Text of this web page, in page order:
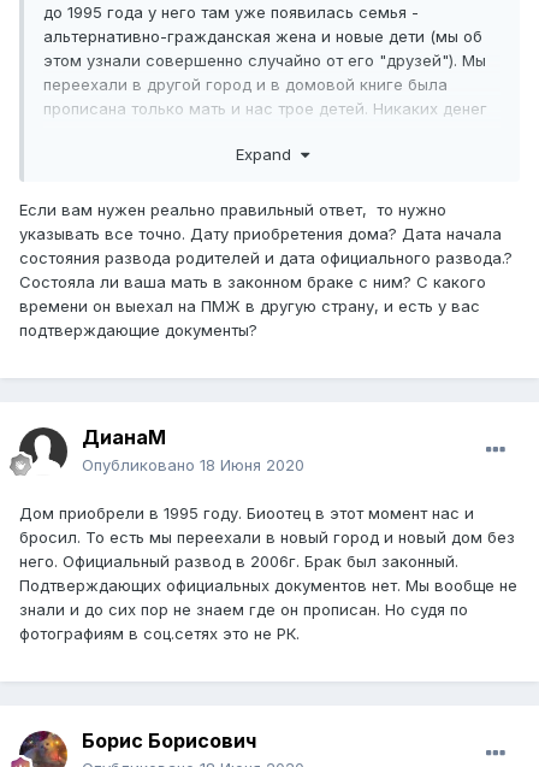
до 1995 года у него там уже появилась семья -
альтернативно-гражданская жена и новые дети (мы об
этом узнали совершенно случайно от его "друзей"). Мы
переехали в другой город и в домовой книге была
прописана только мать и нас трое детей. Никаких денег
12,14,16 лет, не проявлялся вообще никак. Мать тянула с
могу, но уже и не важно). В 2006 году она развелась в
одностороннем порядке. О точном месте проживания
биоотца нам ничего не было известно.
Он появился сейчас и требует половину дома с матери.
Подскажите как поступить сейчас?
развод был в 2003 году.
момента расторжения брака уже прошел. Но как быть,
если он будет гнуть свой вариант А - не знал, не ведал?
Имеем ли мы (трое детей) права на этот дом матери?
Дом был куплен уже приватизированным. В
домовой книге биоотца вообще нет. Первая запись -
мать и мы трое. Кто вообще имеет право на это жилье -
только мать, мать и биоотец, или иная комбинация
участников?
Для нас, детей, было бы идеально, чтобы он не
проявился никогда со своими требованиями. Лишние
Expand
Если вам нужен реально правильный ответ, то нужно
указывать все точно. Дату приобретения дома? Дата начала
состояния развода родителей и дата официального развода.?
Состояла ли ваша мать в законном браке с ним? С какого
времени он выехал на ПМЖ в другую страну, и есть у вас
подтверждающие документы?
ДианаМ
Опубликовано 18 Июня 2020
Дом приобрели в 1995 году. Биоотец в этот момент нас и
бросил. То есть мы переехали в новый город и новый дом без
него. Официальный развод в 2006г. Брак был законный.
Подтверждающих официальных документов нет. Мы вообще не
знали и до сих пор не знаем где он прописан. Но судя по
фотографиям в соц.сетях это не РК.
Борис Борисович